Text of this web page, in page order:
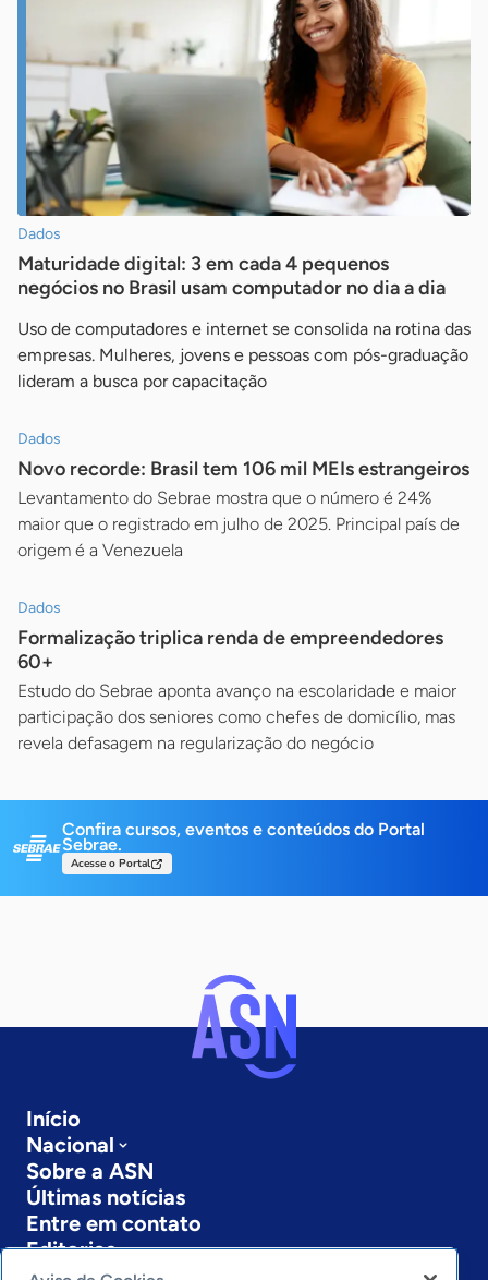
Dados
Maturidade digital: 3 em cada 4 pequenos
negócios no Brasil usam computador no dia a dia
Uso de computadores e internet se consolida na rotina das
empresas. Mulheres, jovens e pessoas com pós-graduação
lideram a busca por capacitação
Dados
Novo recorde: Brasil tem 106 mil MEIs estrangeiros
Levantamento do Sebrae mostra que o número é 24%
maior que o registrado em julho de 2025. Principal país de
origem é a Venezuela
Dados
Formalização triplica renda de empreendedores
60+
Estudo do Sebrae aponta avanço na escolaridade e maior
participação dos seniores como chefes de domicílio, mas
revela defasagem na regularização do negócio
Confira cursos, eventos e conteúdos do Portal
Sebrae.
Acesse o Portal
Início
Nacional
Sobre a ASN
Últimas notícias
Entre em contato
Editorias